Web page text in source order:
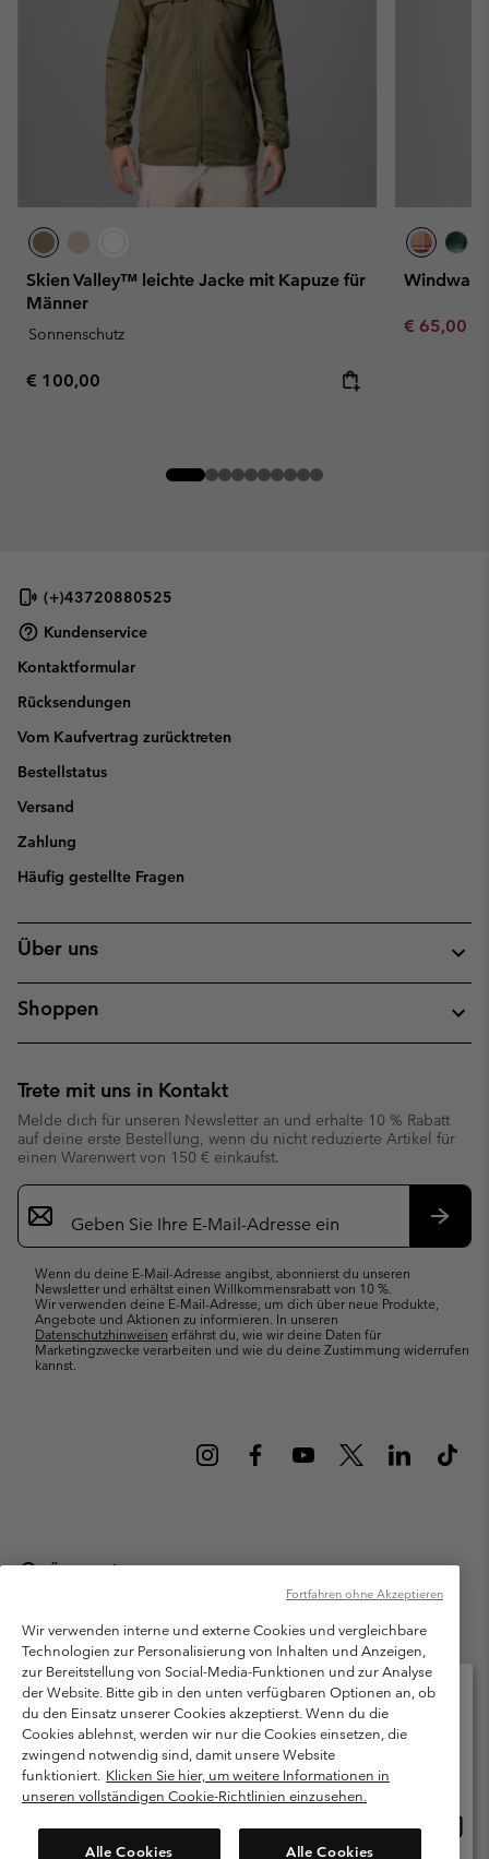
Skien Valley™ leichte Jacke mit Kapuze für
Männer
Sonnenschutz
Regular price:
€ 100,00
Sale price:
€ 65,00€
(+)43720880525
Kundenservice
Kontaktformular
Rücksendungen
Vom Kaufvertrag zurücktreten
Bestellstatus
Versand
Zahlung
Häufig gestellte Fragen
Über uns
Shoppen
Trete mit uns in Kontakt
Melde dich für unseren Newsletter an und erhalte 10 % Rabatt
auf deine erste Bestellung, wenn du nicht reduzierte Artikel für
einen Warenwert von 150 € einkaufst.
Newsletter-
Anmeldung
Wenn du deine E-Mail-Adresse angibst, abonnierst du unseren
Newsletter und erhältst einen Willkommensrabatt von 10 %.
Wir verwenden deine E-Mail-Adresse, um dich über neue Produkte,
Angebote und Aktionen zu informieren. In unseren
Datenschutzhinweisen erfährst du, wie wir deine Daten für
Marketingzwecke verarbeiten und wie du deine Zustimmung widerrufen
kannst.
Österreich
Columbia Sportswear Austria GmbH. Moosfeldstraße 1, 5101
Bergheim, Salzburg Österreich. Alle Rechte vorbehalten.
Nutzungsbedingungen
Allgemeine Verkaufsbedingungen
Garantie
Datenschutzerklärung
Bestimmungen und Bedingungen des Mitglieder Programms
Nutzungsbedingungen Für Nutzergenerierte Inhalte
Cookies
Kundenservice: Mo- Fr. 9:00 - 13:00 & 14:00- 18:00 Uhr
Wir verwenden interne und externe Cookies und vergleichbare
Technologien zur Personalisierung von Inhalten und Anzeigen,
zur Bereitstellung von Social-Media-Funktionen und zur Analyse
der Website. Bitte gib in den unten verfügbaren Optionen an, ob
du den Einsatz unserer Cookies akzeptierst. Wenn du die
Cookies ablehnst, werden wir nur die Cookies einsetzen, die
zwingend notwendig sind, damit unsere Website
funktioniert. Klicken Sie hier, um weitere Informationen in
unseren vollständigen Cookie-Richtlinien einzusehen.
Alle Cookies Alle Cookies
Fortfahren ohne Akzeptieren
Bitte wählen Sie Ihr Lieferland und Ihre Sprache
Online-Einkauf verfügbar